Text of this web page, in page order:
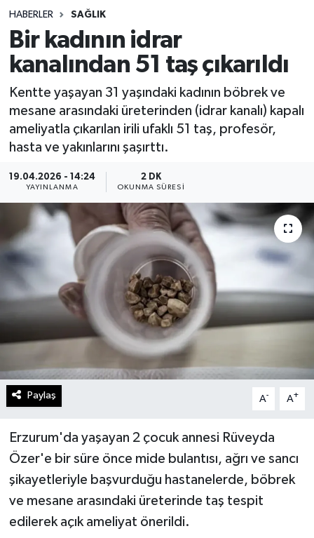
HABERLER SAĞLIK
Bir kadının idrar
kanalından 51 taş çıkarıldı
Kentte yaşayan 31 yaşındaki kadının böbrek ve
mesane arasındaki üreterinden (idrar kanalı) kapalı
ameliyatla çıkarılan irili ufaklı 51 taş, profesör,
hasta ve yakınlarını şaşırttı.
19.04.2026 - 14:24
YAYINLANMA
2 DK
OKUNMA SÜRESI
Paylaş A- A+
Erzurum'da yaşayan 2 çocuk annesi Rüveyda
Özer'e bir süre önce mide bulantısı, ağrı ve sancı
şikayetleriyle başvurduğu hastanelerde, böbrek
ve mesane arasındaki üreterinde taş tespit
edilerek açık ameliyat önerildi.
Spor
Teknoloji
Yaşam